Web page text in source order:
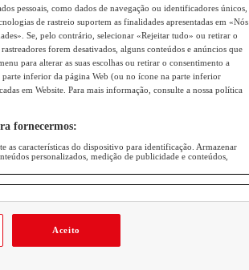
pessoais, como dados de navegação ou identificadores únicos,
de rastreio suportem as finalidades apresentadas em «Nós
Se, pelo contrário, selecionar «Rejeitar tudo» ou retirar o
forem desativados, alguns conteúdos e anúncios que
para alterar as suas escolhas ou retirar o consentimento a
inferior da página Web (ou no ícone na parte inferior
em Website. Para mais informação, consulte a nossa política
fornecermos:
as características do dispositivo para identificação. Armazenar
personalizados, medição de publicidade e conteúdos,
Aceito